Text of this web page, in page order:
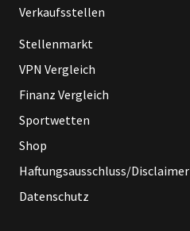
Verkaufsstellen
Stellenmarkt
VPN Vergleich
Finanz Vergleich
Sportwetten
Shop
Haftungsausschluss/Disclaimer
Datenschutz